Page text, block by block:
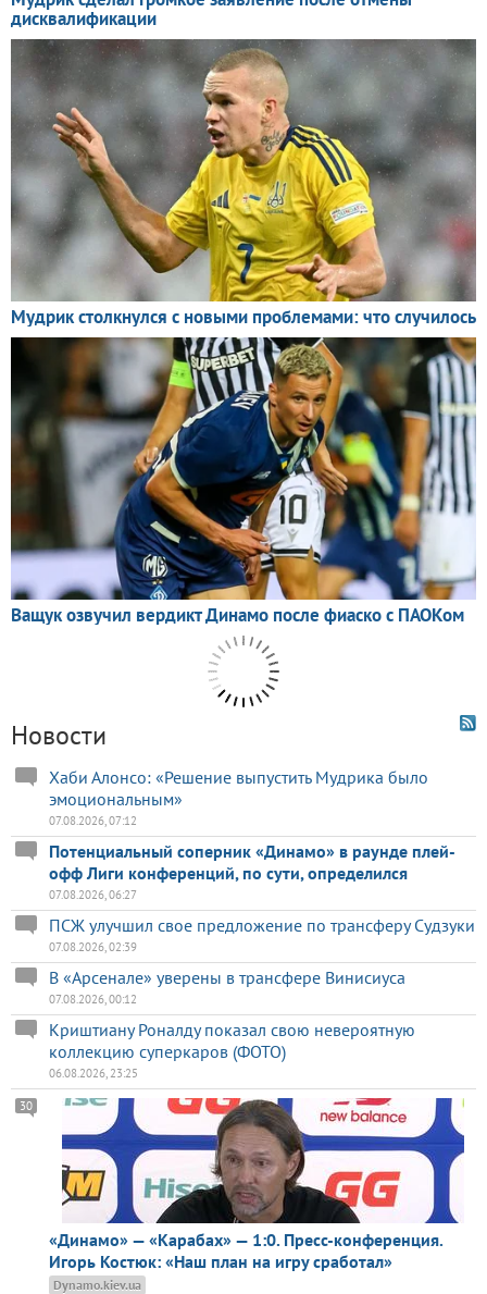
Новости
Хаби Алонсо: «Решение выпустить Мудрика было
эмоциональным»
07.08.2026, 07:12
Потенциальный соперник «Динамо» в раунде плей-
офф Лиги конференций, по сути, определился
07.08.2026, 06:27
ПСЖ улучшил свое предложение по трансферу Судзуки
07.08.2026, 02:39
В «Арсенале» уверены в трансфере Винисиуса
07.08.2026, 00:12
Криштиану Роналду показал свою невероятную
коллекцию суперкаров (ФОТО)
06.08.2026, 23:25
«Динамо» — «Карабах» — 1:0. Пресс-конференция.
Игорь Костюк: «Наш план на игру сработал»
30
Dynamo.kiev.ua